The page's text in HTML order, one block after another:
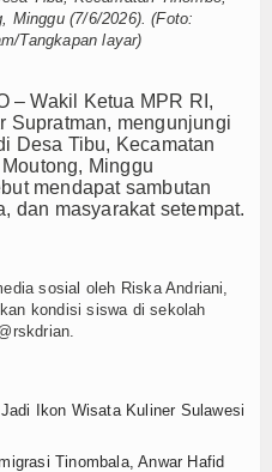
Minggu (7/6/2026). (Foto:
Tangkapan layar)
– Wakil Ketua MPR RI,
Supratman, mengunjungi
Desa Tibu, Kecamatan
Minggu
mendapat sambutan
dan masyarakat setempat.
sosial oleh Riska Andriani,
kondisi siswa di sekolah
Ikon Wisata Kuliner Sulawesi
Tinombala, Anwar Hafid